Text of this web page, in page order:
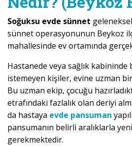
Soğuksu evde sünnet
sünnet operasyonunun Beykoz
mahallesinde ev ortamında
Hastanede veya sağlık kabininde
istemeyen kişiler, evine uzman
Bu uzman ekip, çocuğu
etrafındaki fazlalık olan deriyi
da hastaya evde pansuman
pansumanın belirli aralıklarla
gerekmektedir.